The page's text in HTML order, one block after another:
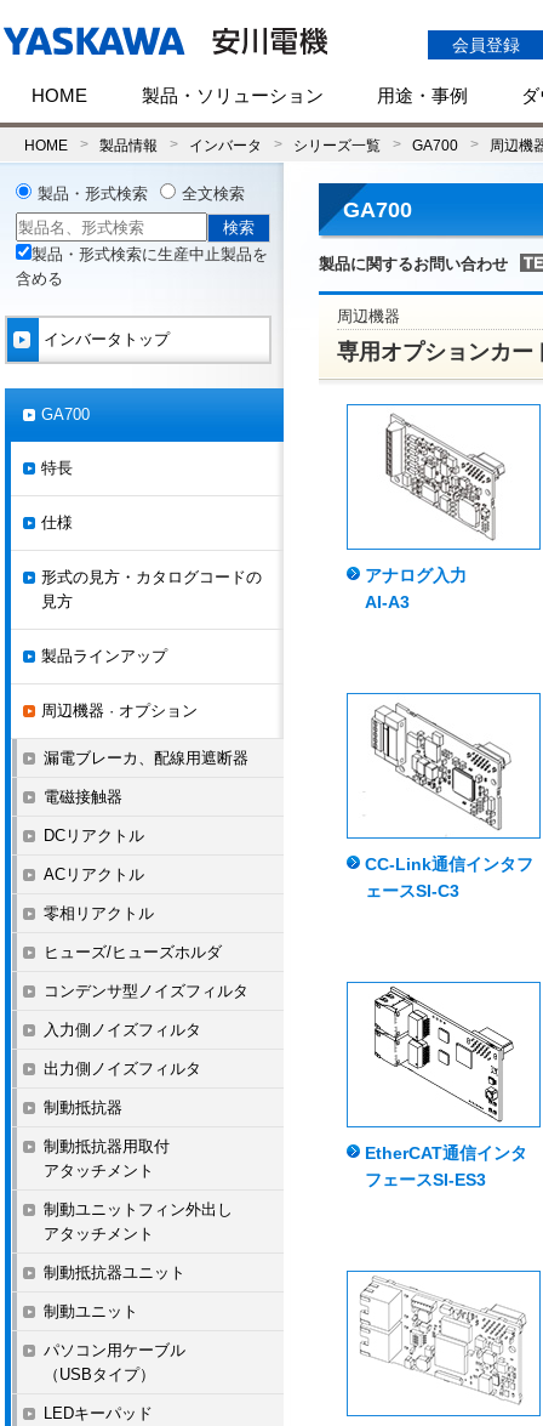
会員登録
HOME 製品・ソリューション 用途・事例
HOME 製品情報 インバータ シリーズ一覧 GA700 周辺機
GA700
製品に関するお問い合わせ
周辺機器
専用オプションカー
アナログ入力
AI-A3
CC-Link通信インタフ
ェースSI-C3
EtherCAT通信インタ
フェースSI-ES3
製品・形式検索 全文検索
製品・形式検索に生産中止製品を
含める
インバータトップ
GA700
特長
仕様
形式の見方・カタログコードの
見方
製品ラインアップ
周辺機器 · オプション
漏電ブレーカ、配線用遮断器
電磁接触器
DCリアクトル
ACリアクトル
零相リアクトル
ヒューズ/ヒューズホルダ
コンデンサ型ノイズフィルタ
入力側ノイズフィルタ
出力側ノイズフィルタ
制動抵抗器
制動抵抗器用取付
アタッチメント
制動ユニットフィン外出し
アタッチメント
制動抵抗器ユニット
制動ユニット
パソコン用ケーブル
（USBタイプ）
LEDキーパッド